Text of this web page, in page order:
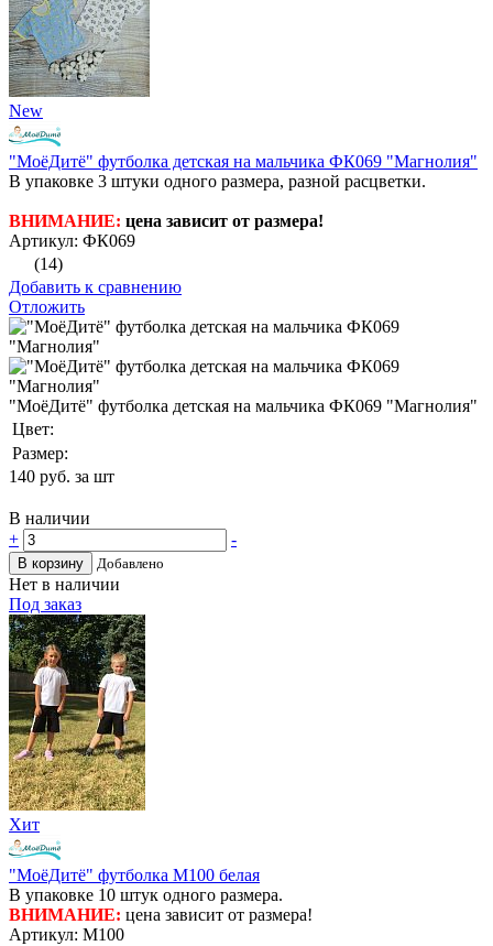
New
"МоёДитё" футболка детская на мальчика ФК069 "Магнолия"
В упаковке 3 штуки одного размера, разной расцветки.
ВНИМАНИЕ: цена зависит от размера!
Артикул: ФК069
(14)
Добавить к сравнению
Отложить
"МоёДитё" футболка детская на мальчика ФК069 "Магнолия"
Цвет:
Размер:
140 руб. за шт
В наличии
+
-
В корзину Добавлено
Нет в наличии
Под заказ
Хит
"МоёДитё" футболка М100 белая
В упаковке 10 штук одного размера.
ВНИМАНИЕ: цена зависит от размера!
Артикул: М100